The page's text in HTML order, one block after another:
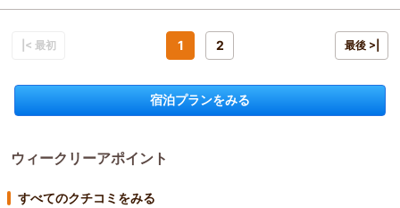
（返信日：2025/12/01）
投稿者： ニクソンさん(男性/60代)
プラン★
7,001～8,000円(大人一人あたり/税込)
ウィークリーアポイントからの返信
が、調理器具や食器、カトラリーなどをご用意しております。
です。
|< 最初 1 2 最後 >|
宿泊プランをみる
ウィークリーアポイント
すべてのクチコミをみる